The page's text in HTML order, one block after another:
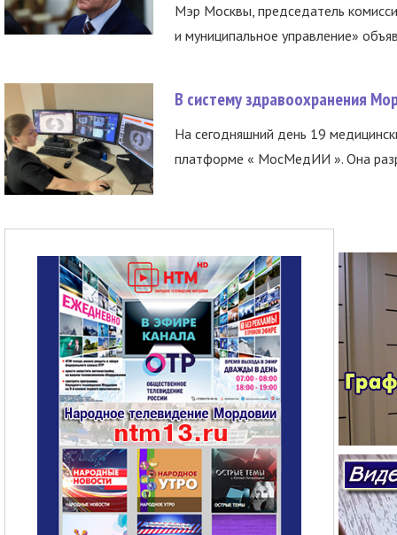
Мэр Москвы, председатель
и муниципальное управление»
В систему здравоохранения
На сегодняшний день 19
платформе « МосМедИИ ». Она